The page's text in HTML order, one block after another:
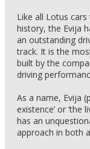
Like all Lotus
history, the Evija
an outstanding
track. It is the
built by the
driving
As a name, Evija
existence’ or ‘the
has an
approach in both